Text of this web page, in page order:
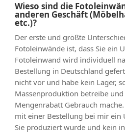
Wieso sind die
anderen Geschäft
etc.)?
Der erste und größte
Fotoleinwände ist, dass Sie ein
Fotoleinwand wird individuell
Bestellung in Deutschland
nicht vor und habe kein Lager,
Massenproduktion betreibe
Mengenrabatt Gebrauch
mit einer Bestellung bei mir ein
Sie produziert wurde und kein